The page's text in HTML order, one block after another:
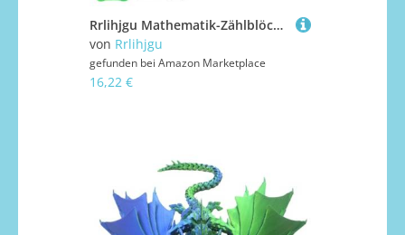
Rrlihjgu Mathematik-Zählblöcke aus Holz, manipulatives Mathematikspielzeug, Lernspiel für mathematische Manipulatoren, Mathematik-Lernspielzeug von und
von Rrlihjgu
gefunden bei Amazon Marketplace
16,22 €